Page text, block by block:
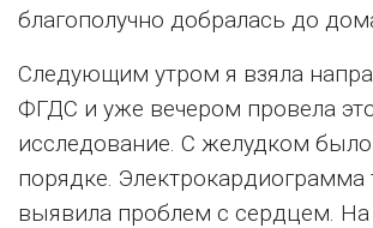
благополучно добралась до
Следующим утром я взяла
ФГДС и уже вечером провела
исследование. С желудком
порядке. Электрокардиограмма
выявила проблем с сердцем. На